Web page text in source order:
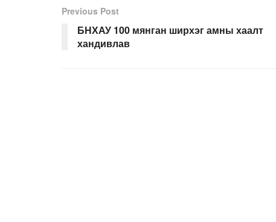
Previous Post
БНХАУ 100 мянган ширхэг амны хаалт
хандивлав